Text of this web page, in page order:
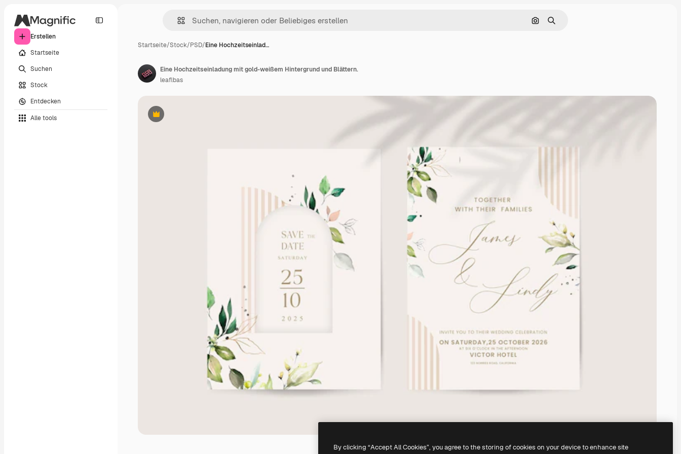
Erstellen
Startseite
Suchen
Stock
Entdecken
Alle tools
Nach Bild suchen
Suchen
Startseite/Stock/PSD/Eine Hochzeitseinlad…
Premium
Eine Hochzeitseinladung mit gold-weißem Hintergrund und Blättern.
leaflbas
By clicking “Accept All Cookies”, you agree to the storing of cookies on your device to enhance site